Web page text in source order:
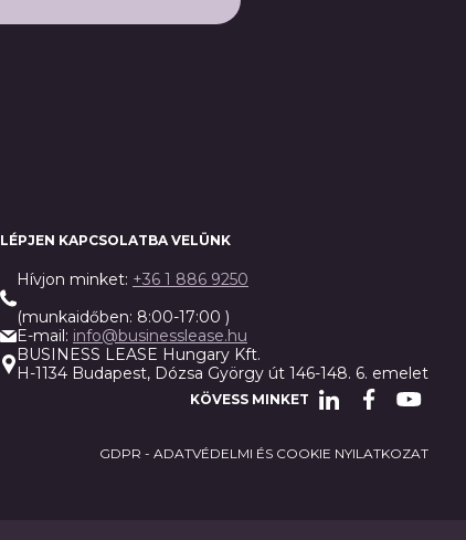
LÉPJEN KAPCSOLATBA VELÜNK
Hívjon minket: +36 1 886 9250
(munkaidőben: 8:00-17:00 )
E-mail: info@businesslease.hu
BUSINESS LEASE Hungary Kft.
H-1134 Budapest, Dózsa György út 146-148. 6. emelet
KÖVESS MINKET
GDPR - ADATVÉDELMI ÉS COOKIE NYILATKOZAT